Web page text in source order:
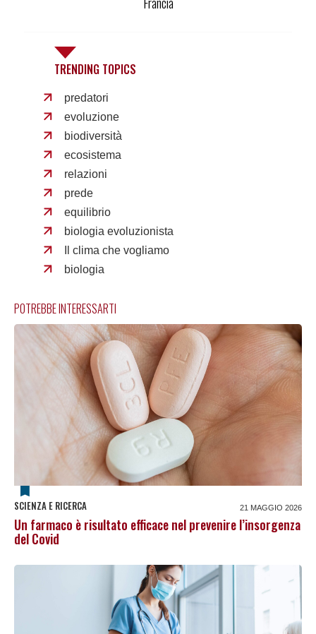
TRENDING TOPICS
predatori
evoluzione
biodiversità
ecosistema
relazioni
prede
equilibrio
biologia evoluzionista
Il clima che vogliamo
biologia
POTREBBE INTERESSARTI
SCIENZA E RICERCA 21 MAGGIO 2026
Un farmaco è risultato efficace nel prevenire l’insorgenza
del Covid